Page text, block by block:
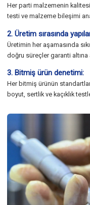
Her parti malzemenin
testi ve malzeme bileşimi
2. Üretim sırasında
Üretimin her aşamasında
doğru süreçler garanti altına
3. Bitmiş ürün denetimi:
Her bitmiş ürünün
boyut, sertlik ve kaçıklık